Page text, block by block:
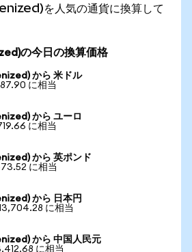
を人気の通貨に換算して
の今日の換算価格
から 米ドル
に相当
から ユーロ
に相当
から 英ポンド
に相当
から 日本円
に相当
から 中国人民元
に相当